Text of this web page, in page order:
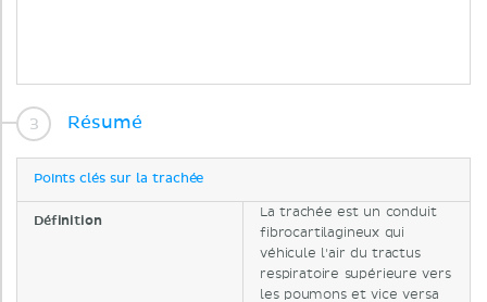
Résumé
Points clés sur la trachée
Définition
La trachée est un conduit
fibrocartilagineux qui
véhicule l'air du tractus
respiratoire supérieure vers
les poumons et vice versa